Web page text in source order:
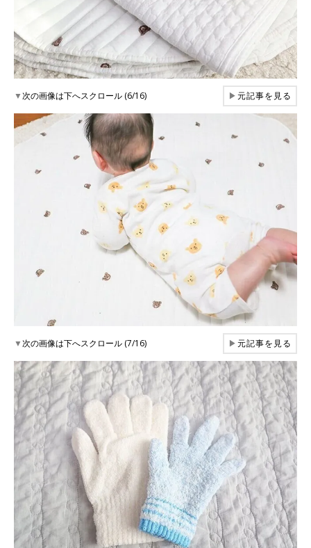
▼次の画像は下へスクロール (6/16) ▶元記事を見る
▼次の画像は下へスクロール (7/16) ▶元記事を見る